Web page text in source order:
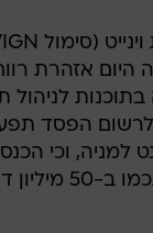
אזהרת רווח
בתוכנות לניהול
או 4-6 סנט למניה, וכי
דולר.